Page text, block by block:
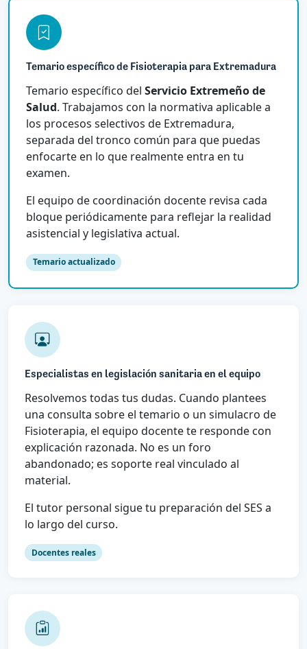
Temario específico de Fisioterapia para Extremadura
Temario específico del Servicio Extremeño de
Salud. Trabajamos con la normativa aplicable a
los procesos selectivos de Extremadura,
separada del tronco común para que puedas
enfocarte en lo que realmente entra en tu
examen.
El equipo de coordinación docente revisa cada
bloque periódicamente para reflejar la realidad
asistencial y legislativa actual.
Temario actualizado
Especialistas en legislación sanitaria en el equipo
Resolvemos todas tus dudas. Cuando plantees
una consulta sobre el temario o un simulacro de
Fisioterapia, el equipo docente te responde con
explicación razonada. No es un foro
abandonado; es soporte real vinculado al
material.
El tutor personal sigue tu preparación del SES a
lo largo del curso.
Docentes reales